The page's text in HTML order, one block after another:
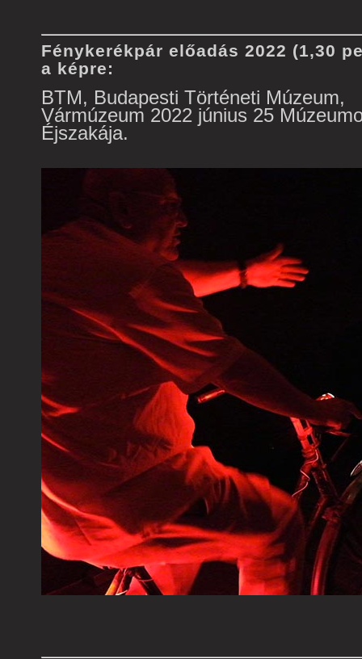
Fénykerékpár előadás 2022 (1,30
a képre:
BTM, Budapesti Történeti Múzeum,
Vármúzeum 2022 június 25
Éjszakája.